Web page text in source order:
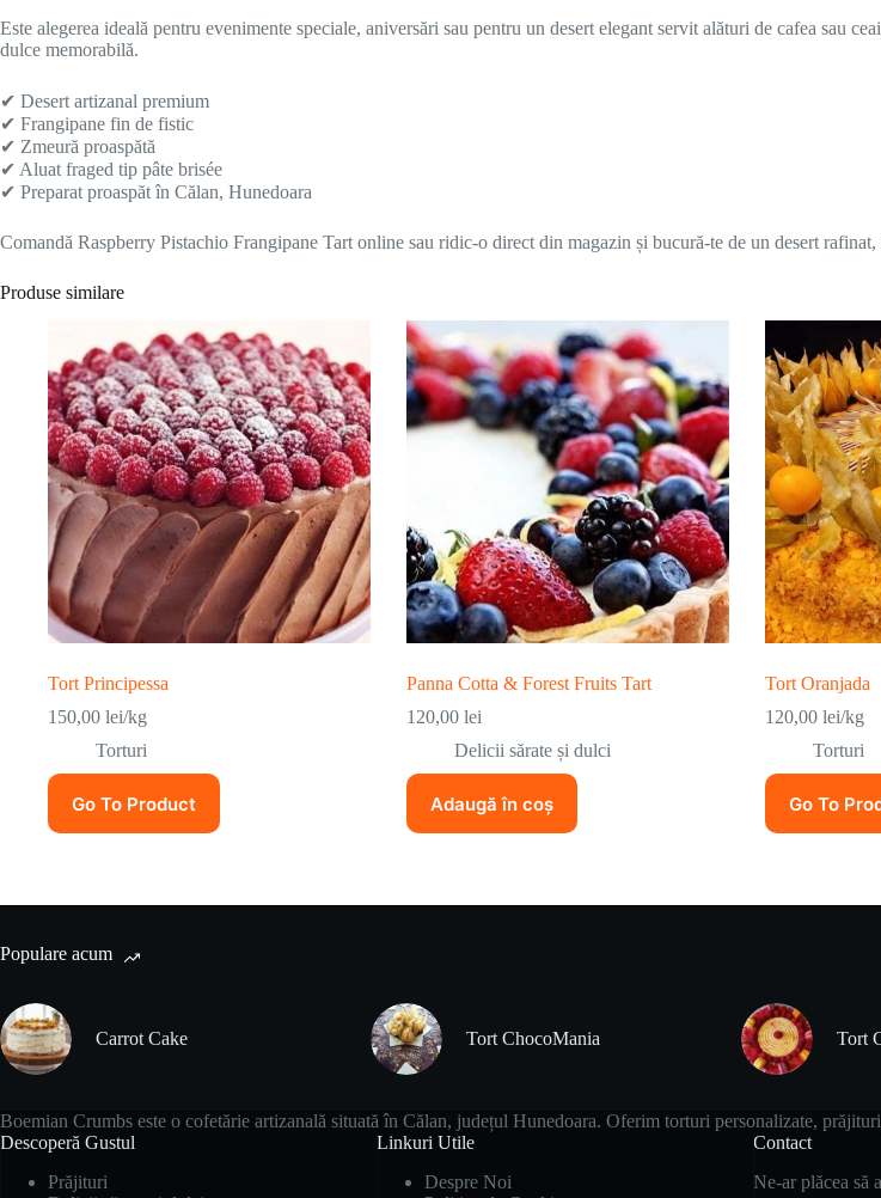
Este alegerea ideală pentru evenimente speciale, aniversări sau pentru un desert elegant servit alături de cafea sau
dulce memorabilă.
✔ Desert artizanal premium
✔ Frangipane fin de fistic
✔ Zmeură proaspătă
✔ Aluat fraged tip pâte brisée
✔ Preparat proaspăt în Călan, Hunedoara
Comandă Raspberry Pistachio Frangipane Tart online sau ridic-o direct din magazin și bucură-te de un desert rafinat,
Produse similare
Tort Principessa
150,00 lei/kg
Torturi
Go To Product
Panna Cotta & Forest Fruits Tart
120,00 lei
Delicii sărate și dulci
Adaugă în coș
Tort Oranjada
120,00 lei/kg
Torturi
Go To
Populare acum
Carrot Cake Tort ChocoMania Tort
Boemian Crumbs este o cofetărie artizanală situată în Călan, județul Hunedoara. Oferim torturi personalizate,
Descoperă Gustul
Prăjituri
Linkuri Utile
Despre Noi
Contact
Ne-ar plăcea să